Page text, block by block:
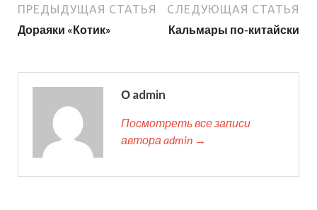
ПРЕДЫДУЩАЯ СТАТЬЯ
Дораяки «Котик»
СЛЕДУЮЩАЯ СТАТЬЯ
Кальмары по-китайски
О admin
Посмотреть все записи
автора admin →